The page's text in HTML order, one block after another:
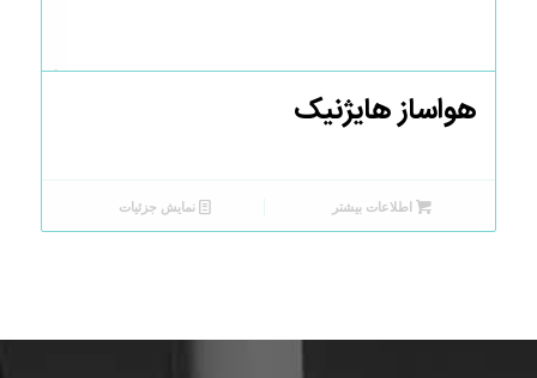
هواساز هایژنیک
اطلاعات بیشتر نمایش جزئیات